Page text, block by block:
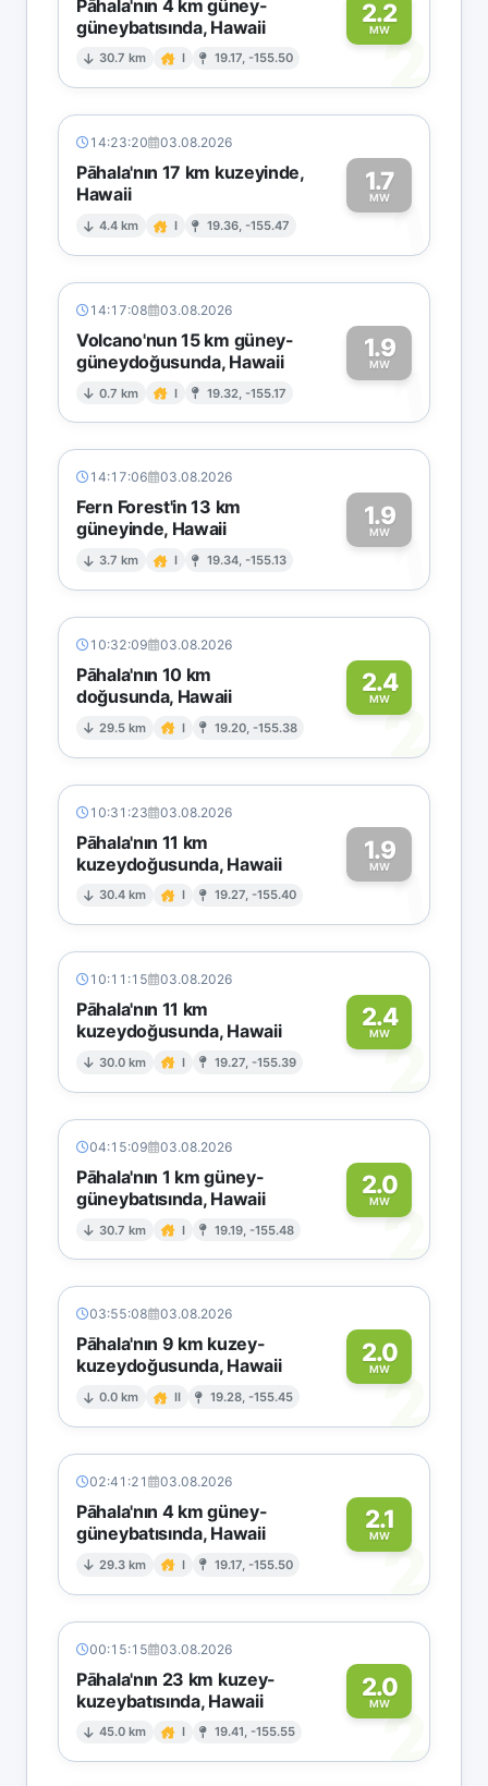
Pāhala'nın 4 km güney-
güneybatısında, Hawaii
30.7 km I 19.17, -155.50
2.2
MW2
14:23:20 03.08.2026
Pāhala'nın 17 km kuzeyinde,
Hawaii
4.4 km I 19.36, -155.47
1.7
MW1
14:17:08 03.08.2026
Volcano'nun 15 km güney-
güneydoğusunda, Hawaii
0.7 km I 19.32, -155.17
1.9
MW1
14:17:06 03.08.2026
Fern Forest'in 13 km
güneyinde, Hawaii
3.7 km I 19.34, -155.13
1.9
MW1
10:32:09 03.08.2026
Pāhala'nın 10 km
doğusunda, Hawaii
29.5 km I 19.20, -155.38
2.4
MW2
10:31:23 03.08.2026
Pāhala'nın 11 km
kuzeydoğusunda, Hawaii
30.4 km I 19.27, -155.40
1.9
MW1
10:11:15 03.08.2026
Pāhala'nın 11 km
kuzeydoğusunda, Hawaii
30.0 km I 19.27, -155.39
2.4
MW
2
04:15:09 03.08.2026
Pāhala'nın 1 km güney-
güneybatısında, Hawaii
30.7 km I 19.19, -155.48
2.0
MW2
03:55:08 03.08.2026
Pāhala'nın 9 km kuzey-
kuzeydoğusunda, Hawaii
0.0 km II 19.28, -155.45
2.0
MW2
02:41:21 03.08.2026
Pāhala'nın 4 km güney-
güneybatısında, Hawaii
29.3 km I 19.17, -155.50
2.1
MW2
00:15:15 03.08.2026
Pāhala'nın 23 km kuzey-
kuzeybatısında, Hawaii
45.0 km I 19.41, -155.55
2.0
MW2